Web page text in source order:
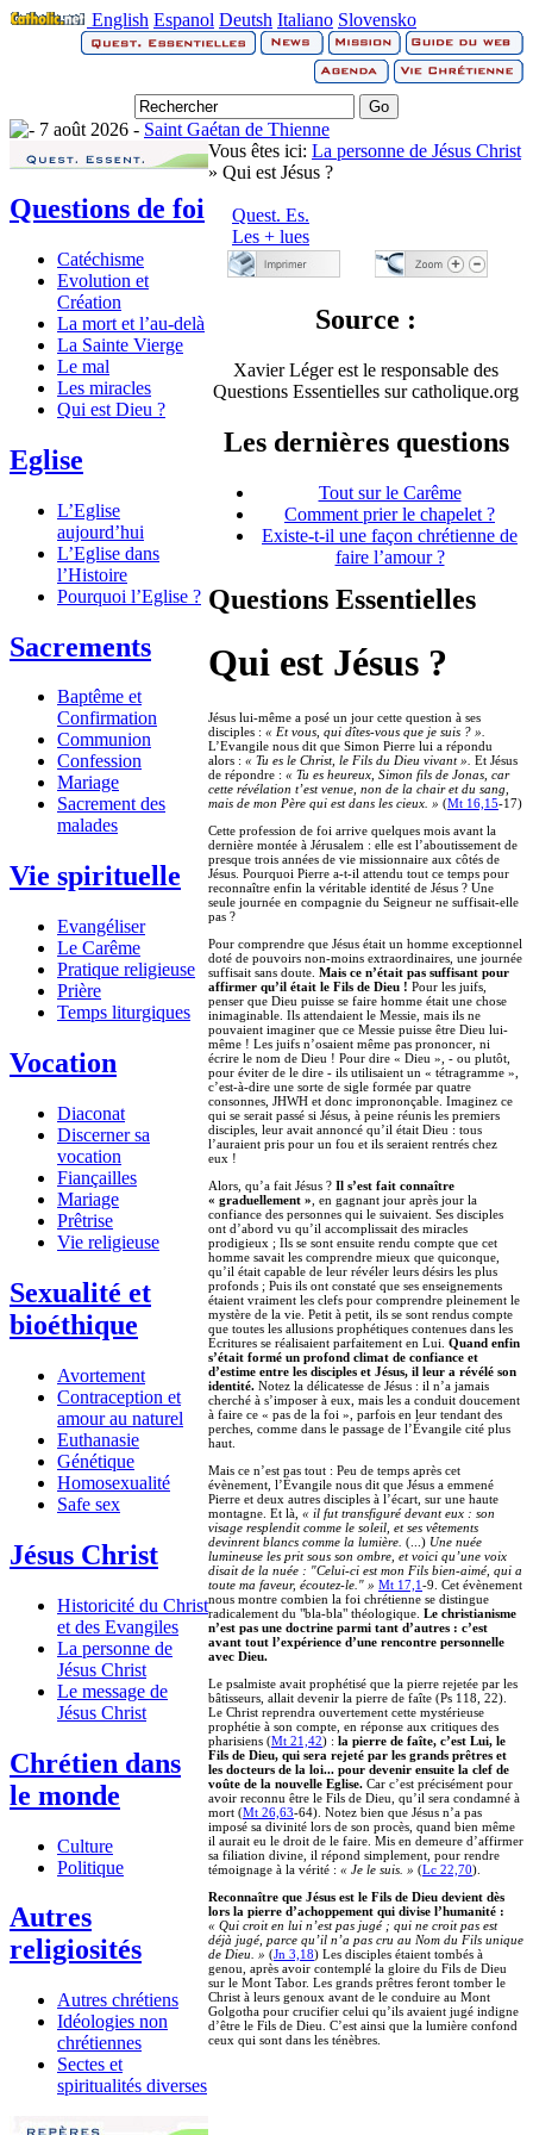
English Espanol Deutsh Italiano Slovensko
7 août 2026 - Saint Gaétan de Thienne
Questions de foi
Catéchisme
Evolution et
Création
La mort et l’au-delà
La Sainte Vierge
Le mal
Les miracles
Qui est Dieu ?
Eglise
L’Eglise
aujourd’hui
L’Eglise dans
l’Histoire
Pourquoi l’Eglise ?
Sacrements
Baptême et
Confirmation
Communion
Confession
Mariage
Sacrement des
malades
Vie spirituelle
Evangéliser
Le Carême
Pratique religieuse
Prière
Temps liturgiques
Vocation
Diaconat
Discerner sa
vocation
Fiançailles
Mariage
Prêtrise
Vie religieuse
Sexualité et
bioéthique
Avortement
Contraception et
amour au naturel
Euthanasie
Génétique
Homosexualité
Safe sex
Jésus Christ
Historicité du Christ
et des Evangiles
La personne de
Jésus Christ
Le message de
Jésus Christ
Chrétien dans
le monde
Culture
Politique
Autres
religiosités
Autres chrétiens
Idéologies non
chrétiennes
Sectes et
spiritualités diverses
Vous êtes ici: La personne de Jésus Christ
» Qui est Jésus ?
Quest. Es.
Les + lues
Source :
Xavier Léger est le responsable des
Questions Essentielles sur catholique.org
Les dernières questions
Tout sur le Carême
Comment prier le chapelet ?
Existe-t-il une façon chrétienne de
faire l’amour ?
Questions Essentielles
Qui est Jésus ?
Jésus lui-même a posé un jour cette question à ses
disciples : « Et vous, qui dîtes-vous que je suis ? ».
L’Evangile nous dit que Simon Pierre lui a répondu
alors : « Tu es le Christ, le Fils du Dieu vivant ». Et Jésus
de répondre : « Tu es heureux, Simon fils de Jonas, car
cette révélation t’est venue, non de la chair et du sang,
mais de mon Père qui est dans les cieux. » (Mt 16,15-17)
Cette profession de foi arrive quelques mois avant la
dernière montée à Jérusalem : elle est l’aboutissement de
presque trois années de vie missionnaire aux côtés de
Jésus. Pourquoi Pierre a-t-il attendu tout ce temps pour
reconnaître enfin la véritable identité de Jésus ? Une
seule journée en compagnie du Seigneur ne suffisait-elle
pas ?
Pour comprendre que Jésus était un homme exceptionnel
doté de pouvoirs non-moins extraordinaires, une journée
suffisait sans doute. Mais ce n’était pas suffisant pour
affirmer qu’il était le Fils de Dieu ! Pour les juifs,
penser que Dieu puisse se faire homme était une chose
inimaginable. Ils attendaient le Messie, mais ils ne
pouvaient imaginer que ce Messie puisse être Dieu lui-
même ! Les juifs n’osaient même pas prononcer, ni
écrire le nom de Dieu ! Pour dire « Dieu », - ou plutôt,
pour éviter de le dire - ils utilisaient un « tétragramme »,
c’est-à-dire une sorte de sigle formée par quatre
consonnes, JHWH et donc imprononçable. Imaginez ce
qui se serait passé si Jésus, à peine réunis les premiers
disciples, leur avait annoncé qu’il était Dieu : tous
l’auraient pris pour un fou et ils seraient rentrés chez
eux !
Alors, qu’a fait Jésus ? Il s’est fait connaître
« graduellement », en gagnant jour après jour la
confiance des personnes qui le suivaient. Ses disciples
ont d’abord vu qu’il accomplissait des miracles
prodigieux ; Ils se sont ensuite rendu compte que cet
homme savait les comprendre mieux que quiconque,
qu’il était capable de leur révéler leurs désirs les plus
profonds ; Puis ils ont constaté que ses enseignements
étaient vraiment les clefs pour comprendre pleinement le
mystère de la vie. Petit à petit, ils se sont rendus compte
que toutes les allusions prophétiques contenues dans les
Écritures se réalisaient parfaitement en Lui. Quand enfin
s’était formé un profond climat de confiance et
d’estime entre les disciples et Jésus, il leur a révélé son
identité. Notez la délicatesse de Jésus : il n’a jamais
cherché à s’imposer à eux, mais les a conduit doucement
à faire ce « pas de la foi », parfois en leur tendant des
perches, comme dans le passage de l’Évangile cité plus
haut.
Mais ce n’est pas tout : Peu de temps après cet
évènement, l’Évangile nous dit que Jésus a emmené
Pierre et deux autres disciples à l’écart, sur une haute
montagne. Et là, « il fut transfiguré devant eux : son
visage resplendit comme le soleil, et ses vêtements
devinrent blancs comme la lumière. (...) Une nuée
lumineuse les prit sous son ombre, et voici qu’une voix
disait de la nuée : "Celui-ci est mon Fils bien-aimé, qui a
toute ma faveur, écoutez-le." » Mt 17,1-9. Cet évènement
nous montre combien la foi chrétienne se distingue
radicalement du "bla-bla" théologique. Le christianisme
n’est pas une doctrine parmi tant d’autres : c’est
avant tout l’expérience d’une rencontre personnelle
avec Dieu.
Le psalmiste avait prophétisé que la pierre rejetée par les
bâtisseurs, allait devenir la pierre de faîte (Ps 118, 22).
Le Christ reprendra ouvertement cette mystérieuse
prophétie à son compte, en réponse aux critiques des
pharisiens (Mt 21,42) : la pierre de faîte, c’est Lui, le
Fils de Dieu, qui sera rejeté par les grands prêtres et
les docteurs de la loi... pour devenir ensuite la clef de
voûte de la nouvelle Eglise. Car c’est précisément pour
avoir reconnu être le Fils de Dieu, qu’il sera condamné à
mort (Mt 26,63-64). Notez bien que Jésus n’a pas
imposé sa divinité lors de son procès, quand bien même
il aurait eu le droit de le faire. Mis en demeure d’affirmer
sa filiation divine, il répond simplement, pour rendre
témoignage à la vérité : « Je le suis. » (Lc 22,70).
Reconnaître que Jésus est le Fils de Dieu devient dès
lors la pierre d’achoppement qui divise l’humanité :
« Qui croit en lui n’est pas jugé ; qui ne croit pas est
déjà jugé, parce qu’il n’a pas cru au Nom du Fils unique
de Dieu. » (Jn 3,18) Les disciples étaient tombés à
genou, après avoir contemplé la gloire du Fils de Dieu
sur le Mont Tabor. Les grands prêtres feront tomber le
Christ à leurs genoux avant de le conduire au Mont
Golgotha pour crucifier celui qu’ils avaient jugé indigne
d’être le Fils de Dieu. C’est ainsi que la lumière confond
ceux qui sont dans les ténèbres.